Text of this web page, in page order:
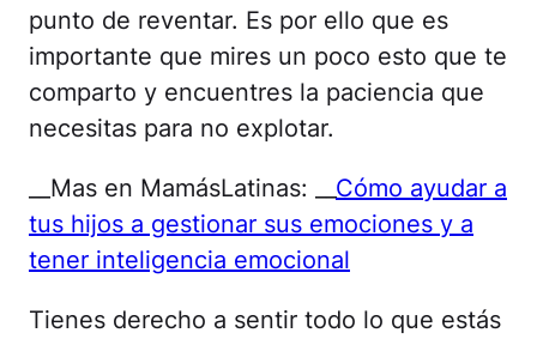
punto de reventar. Es por ello que es
importante que mires un poco esto que te
comparto y encuentres la paciencia que
necesitas para no explotar.
__Mas en MamásLatinas: __ Cómo ayudar a
tus hijos a gestionar sus emociones y a
tener inteligencia emocional
Tienes derecho a sentir todo lo que estás